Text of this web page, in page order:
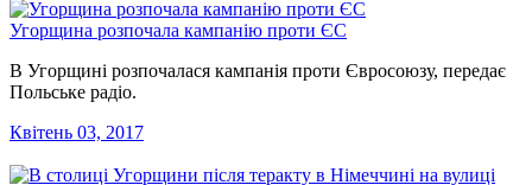
Угорщина розпочала кампанію проти ЄС
В Угорщині розпочалася кампанія проти Євросоюзу, передає
Польське радіо.
Квітень 03, 2017